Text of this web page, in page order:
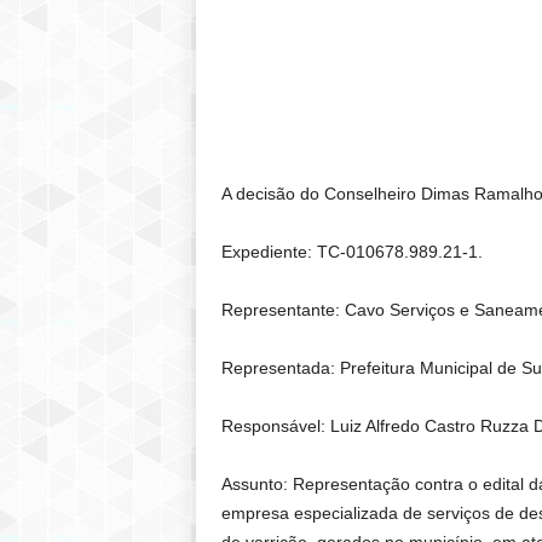
A decisão do Conselheiro Dimas
Expediente: TC-010678.989.21-1.
Representante: Cavo Serviços e
Representada: Prefeitura Municipal de
Responsável: Luiz Alfredo Castro Ruzza
Assunto: Representação contra o edital
empresa especializada de serviços de